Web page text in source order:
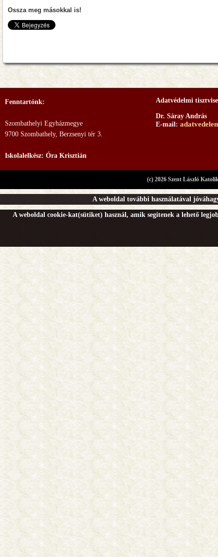
Ossza meg másokkal is!
Fenntartónk:
Szombathelyi Egyházmegye
9700 Szombathely, Berzsenyi tér 3.
Iskolalelkész: Óra Krisztián
Adatvédelmi
Dr. Sáray András
E-mail:
(c) 2026 Szent László
A weboldal további használatával
A weboldal cookie-kat(sütiket) használ, amik segítenek a lehető